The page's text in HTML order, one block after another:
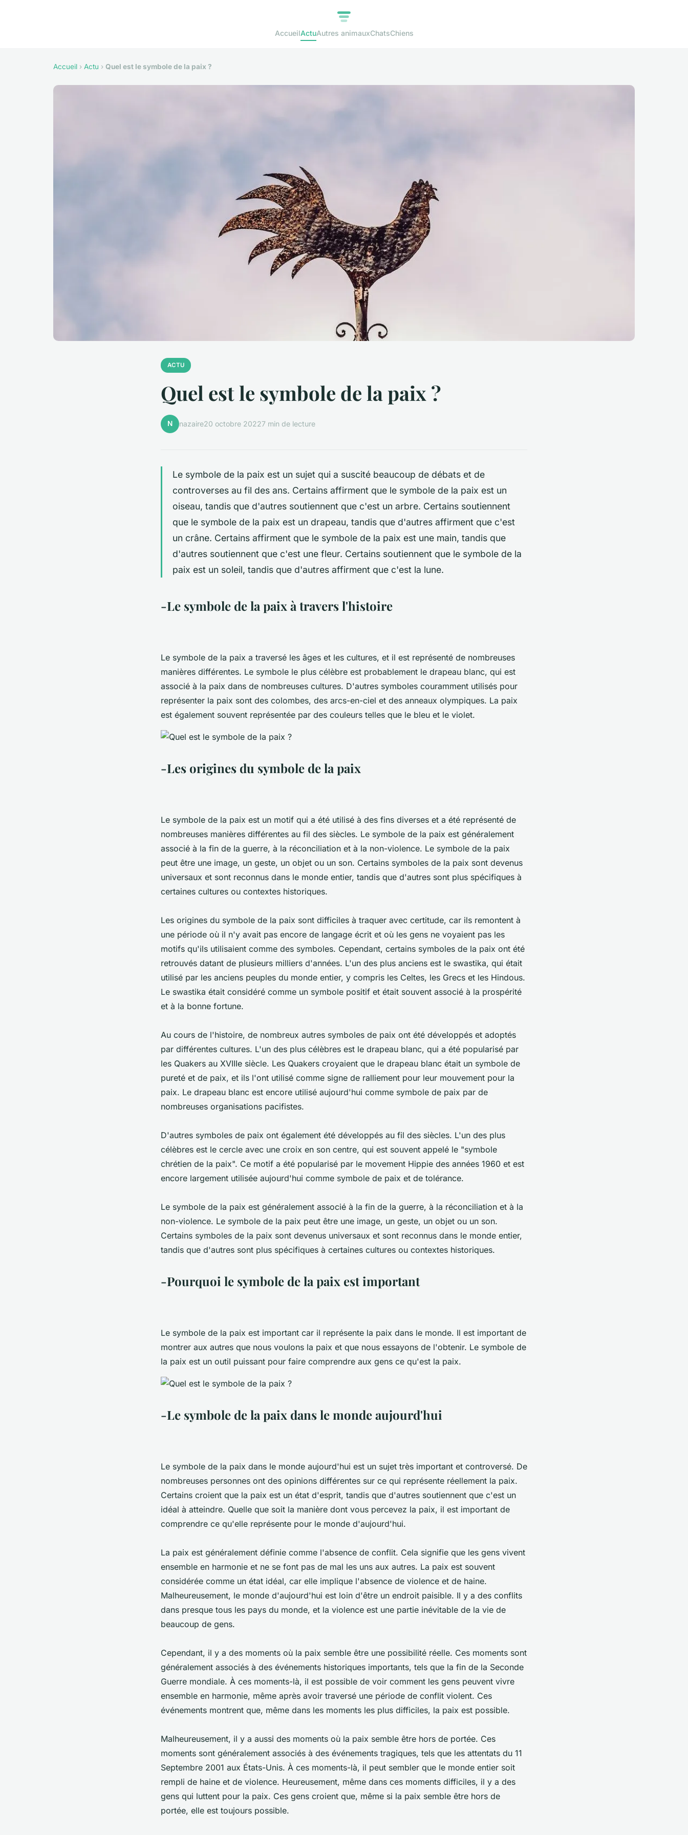
AccueilActuAutres animauxChatsChiens
Accueil › Actu › Quel est le symbole de la paix ?
ACTU
Quel est le symbole de la paix ?
N nazaire20 octobre 20227 min de lecture
Le symbole de la paix est un sujet qui a suscité beaucoup de débats et de
controverses au fil des ans. Certains affirment que le symbole de la paix est un
oiseau, tandis que d'autres soutiennent que c'est un arbre. Certains soutiennent
que le symbole de la paix est un drapeau, tandis que d'autres affirment que c'est
un crâne. Certains affirment que le symbole de la paix est une main, tandis que
d'autres soutiennent que c'est une fleur. Certains soutiennent que le symbole de la
paix est un soleil, tandis que d'autres affirment que c'est la lune.
-Le symbole de la paix à travers l'histoire
Le symbole de la paix a traversé les âges et les cultures, et il est représenté de nombreuses
manières différentes. Le symbole le plus célèbre est probablement le drapeau blanc, qui est
associé à la paix dans de nombreuses cultures. D'autres symboles couramment utilisés pour
représenter la paix sont des colombes, des arcs-en-ciel et des anneaux olympiques. La paix
est également souvent représentée par des couleurs telles que le bleu et le violet.
-Les origines du symbole de la paix
Le symbole de la paix est un motif qui a été utilisé à des fins diverses et a été représenté de
nombreuses manières différentes au fil des siècles. Le symbole de la paix est généralement
associé à la fin de la guerre, à la réconciliation et à la non-violence. Le symbole de la paix
peut être une image, un geste, un objet ou un son. Certains symboles de la paix sont devenus
universaux et sont reconnus dans le monde entier, tandis que d'autres sont plus spécifiques à
certaines cultures ou contextes historiques.
Les origines du symbole de la paix sont difficiles à traquer avec certitude, car ils remontent à
une période où il n'y avait pas encore de langage écrit et où les gens ne voyaient pas les
motifs qu'ils utilisaient comme des symboles. Cependant, certains symboles de la paix ont été
retrouvés datant de plusieurs milliers d'années. L'un des plus anciens est le swastika, qui était
utilisé par les anciens peuples du monde entier, y compris les Celtes, les Grecs et les Hindous.
Le swastika était considéré comme un symbole positif et était souvent associé à la prospérité
et à la bonne fortune.
Au cours de l'histoire, de nombreux autres symboles de paix ont été développés et adoptés
par différentes cultures. L'un des plus célèbres est le drapeau blanc, qui a été popularisé par
les Quakers au XVIIIe siècle. Les Quakers croyaient que le drapeau blanc était un symbole de
pureté et de paix, et ils l'ont utilisé comme signe de ralliement pour leur mouvement pour la
paix. Le drapeau blanc est encore utilisé aujourd'hui comme symbole de paix par de
nombreuses organisations pacifistes.
D'autres symboles de paix ont également été développés au fil des siècles. L'un des plus
célèbres est le cercle avec une croix en son centre, qui est souvent appelé le "symbole
chrétien de la paix". Ce motif a été popularisé par le movement Hippie des années 1960 et est
encore largement utilisée aujourd'hui comme symbole de paix et de tolérance.
Le symbole de la paix est généralement associé à la fin de la guerre, à la réconciliation et à la
non-violence. Le symbole de la paix peut être une image, un geste, un objet ou un son.
Certains symboles de la paix sont devenus universaux et sont reconnus dans le monde entier,
tandis que d'autres sont plus spécifiques à certaines cultures ou contextes historiques.
-Pourquoi le symbole de la paix est important
Le symbole de la paix est important car il représente la paix dans le monde. Il est important de
montrer aux autres que nous voulons la paix et que nous essayons de l'obtenir. Le symbole de
la paix est un outil puissant pour faire comprendre aux gens ce qu'est la paix.
-Le symbole de la paix dans le monde aujourd'hui
Le symbole de la paix dans le monde aujourd'hui est un sujet très important et controversé. De
nombreuses personnes ont des opinions différentes sur ce qui représente réellement la paix.
Certains croient que la paix est un état d'esprit, tandis que d'autres soutiennent que c'est un
idéal à atteindre. Quelle que soit la manière dont vous percevez la paix, il est important de
comprendre ce qu'elle représente pour le monde d'aujourd'hui.
La paix est généralement définie comme l'absence de conflit. Cela signifie que les gens vivent
ensemble en harmonie et ne se font pas de mal les uns aux autres. La paix est souvent
considérée comme un état idéal, car elle implique l'absence de violence et de haine.
Malheureusement, le monde d'aujourd'hui est loin d'être un endroit paisible. Il y a des conflits
dans presque tous les pays du monde, et la violence est une partie inévitable de la vie de
beaucoup de gens.
Cependant, il y a des moments où la paix semble être une possibilité réelle. Ces moments sont
généralement associés à des événements historiques importants, tels que la fin de la Seconde
Guerre mondiale. À ces moments-là, il est possible de voir comment les gens peuvent vivre
ensemble en harmonie, même après avoir traversé une période de conflit violent. Ces
événements montrent que, même dans les moments les plus difficiles, la paix est possible.
Malheureusement, il y a aussi des moments où la paix semble être hors de portée. Ces
moments sont généralement associés à des événements tragiques, tels que les attentats du 11
Septembre 2001 aux États-Unis. À ces moments-là, il peut sembler que le monde entier soit
rempli de haine et de violence. Heureusement, même dans ces moments difficiles, il y a des
gens qui luttent pour la paix. Ces gens croient que, même si la paix semble être hors de
portée, elle est toujours possible.